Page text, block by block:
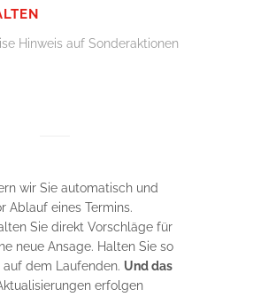
Hinweis auf Sonderaktionen
wir Sie automatisch und
Ablauf eines Termins.
Sie direkt Vorschläge für
neue Ansage. Halten Sie so
auf dem Laufenden. Und das
erfolgen